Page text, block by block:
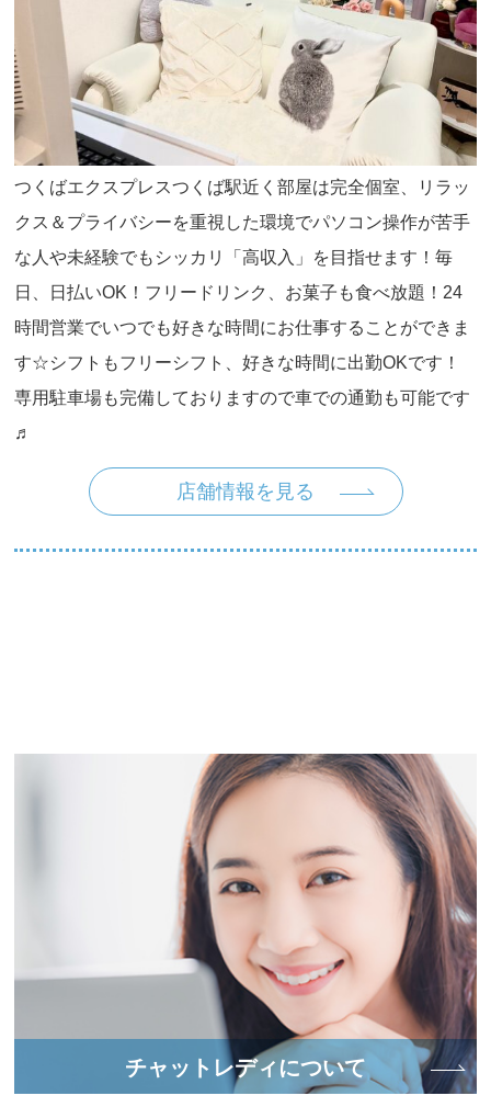
つくばエクスプレスつくば駅近く部屋は完全個室、リラッ
クス＆プライバシーを重視した環境でパソコン操作が苦手
な人や未経験でもシッカリ「高収入」を目指せます！毎
日、日払いOK！フリードリンク、お菓子も食べ放題！24
時間営業でいつでも好きな時間にお仕事することができま
す☆シフトもフリーシフト、好きな時間に出勤OKです！
専用駐車場も完備しておりますので車での通勤も可能です
♬
店舗情報を見る
チャットレディについて